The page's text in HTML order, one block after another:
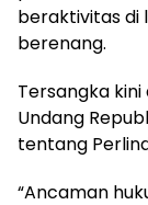
beraktivitas di
berenang.
Tersangka kini
Undang
tentang
“Ancaman